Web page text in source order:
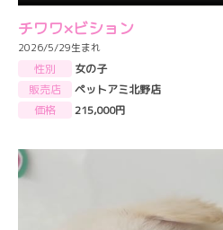
チワワ×ビション
2026/5/29生まれ
性別
女の子
販売店
ペットアミ北野店
価格
215,000円